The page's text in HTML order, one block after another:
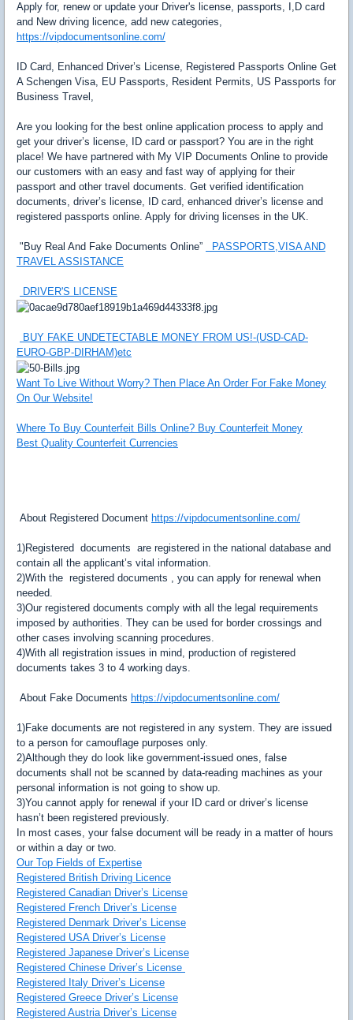
Apply for, renew or update your Driver's license, passports, I,D card
and New driving licence, add new categories,
https://vipdocumentsonline.com/
ID Card, Enhanced Driver’s License, Registered Passports Online Get
A Schengen Visa, EU Passports, Resident Permits, US Passports for
Business Travel,
Are you looking for the best online application process to apply and
get your driver’s license, ID card or passport? You are in the right
place! We have partnered with My VIP Documents Online to provide
our customers with an easy and fast way of applying for their
passport and other travel documents. Get verified identification
documents, driver’s license, ID card, enhanced driver’s license and
registered passports online. Apply for driving licenses in the UK.
"Buy Real And Fake Documents Online”
PASSPORTS,VISA AND
TRAVEL ASSISTANCE
DRIVER'S LICENSE
BUY FAKE UNDETECTABLE MONEY FROM US!-(USD-CAD-
EURO-GBP-DIRHAM)etc
Want To Live Without Worry? Then Place An Order For Fake Money
On Our Website!
Where To Buy Counterfeit Bills Online? Buy Counterfeit Money
Best Quality Counterfeit Currencies
About Registered Document https://vipdocumentsonline.com/
1)Registered documents are registered in the national database and
contain all the applicant’s vital information.
2)With the registered documents , you can apply for renewal when
needed.
3)Our registered documents comply with all the legal requirements
imposed by authorities. They can be used for border crossings and
other cases involving scanning procedures.
4)With all registration issues in mind, production of registered
documents takes 3 to 4 working days.
About Fake Documents https://vipdocumentsonline.com/
1)Fake documents are not registered in any system. They are issued
to a person for camouflage purposes only.
2)Although they do look like government-issued ones, false
documents shall not be scanned by data-reading machines as your
personal information is not going to show up.
3)You cannot apply for renewal if your ID card or driver’s license
hasn’t been registered previously.
In most cases, your false document will be ready in a matter of hours
or within a day or two.
Our Top Fields of Expertise
Registered British Driving Licence
Registered Canadian Driver’s License
Registered French Driver’s License
Registered Denmark Driver’s License
Registered USA Driver’s License
Registered Japanese Driver’s License
Registered Chinese Driver’s License
Registered Italy Driver’s License
Registered Greece Driver’s License
Registered Austria Driver’s License